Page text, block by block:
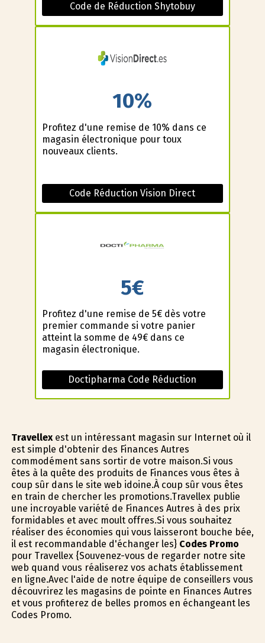
Code de Réduction Shytobuy
10%
Profitez d'une remise de 10% dans ce
magasin électronique pour toux
nouveaux clients.
Code Réduction Vision Direct
5€
Profitez d'une remise de 5€ dès votre
premier commande si votre panier
atteint la somme de 49€ dans ce
magasin électronique.
Doctipharma Code Réduction
Travellexest un intéressant magasin sur Internet où il
est simple d'obtenir des Finances Autres
commodément sans sortir de votre maison.Si vous
êtes à la quête des produits de Finances vous êtes à
coup sûr dans le site web idoine.À coup sûr vous êtes
en train de chercher les promotions.Travellex publie
une incroyable variété de Finances Autres à des prix
formidables et avec moult offres.Si vous souhaitez
réaliser des économies qui vous laisseront bouche bée,
il est recommandable d'échanger les} Codes Promo
pour Travellex {Souvenez-vous de regarder notre site
web quand vous réaliserez vos achats établissement
en ligne.Avec l'aide de notre équipe de conseillers vous
découvrirez les magasins de pointe en Finances Autres
et vous profiterez de belles promos en échangeant les
Codes Promo.